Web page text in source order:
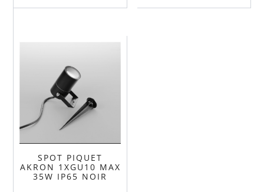
SPOT PIQUET
AKRON 1XGU10 MAX
35W IP65 NOIR